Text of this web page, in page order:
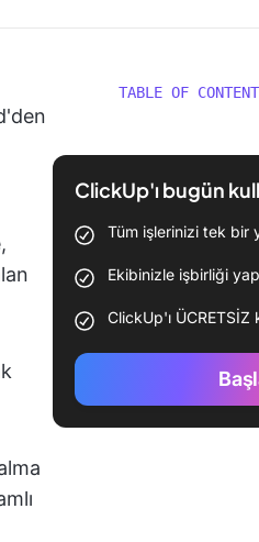
TABLE OF
ClickUp'ı bugün
Tüm işlerinizi tek bir
Ekibinizle işbirliği
ClickUp'ı